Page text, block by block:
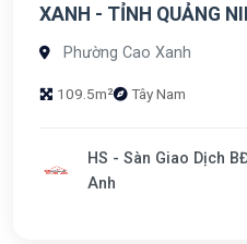
XANH - TỈNH QUẢNG
Phường Cao Xanh
109.5m² Tây Nam
HS - Sàn Giao Dịch
Anh